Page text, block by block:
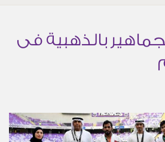
بالذهبية فى